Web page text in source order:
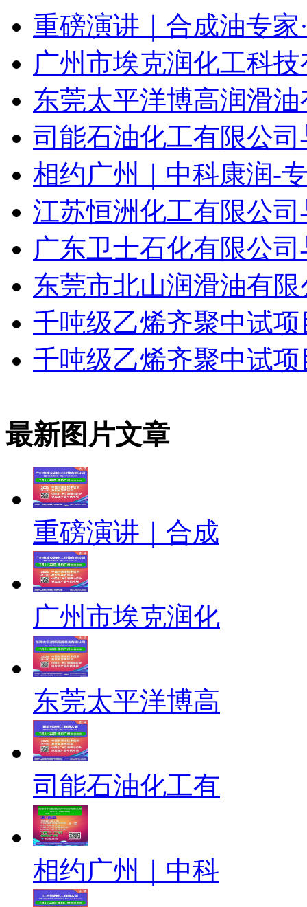
重磅演讲｜合成油专家
广州市埃克润化工科
东莞太平洋博高润滑
司能石油化工有限公司
相约广州｜中科康润-
江苏恒洲化工有限公司
广东卫士石化有限公
东莞市北山润滑油有
千吨级乙烯齐聚中试
千吨级乙烯齐聚中试
最新图片文章
重磅演讲｜合成
广州市埃克润化
东莞太平洋博高
司能石油化工有
相约广州｜中科